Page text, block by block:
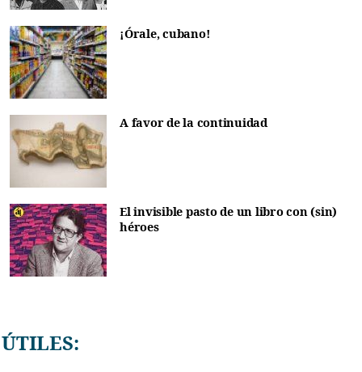
¡Órale, cubano!
A favor de la continuidad
El invisible pasto de un libro con (sin)
héroes
ÚTILES: